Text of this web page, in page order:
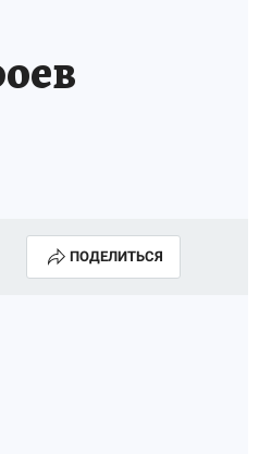
ПОДЕЛИТЬСЯ